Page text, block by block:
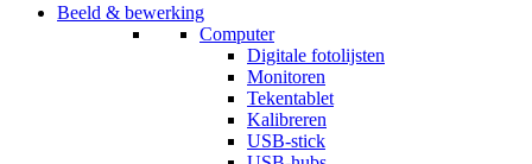
Beeld & bewerking
Computer
Digitale fotolijsten
Monitoren
Tekentablet
Kalibreren
USB-stick